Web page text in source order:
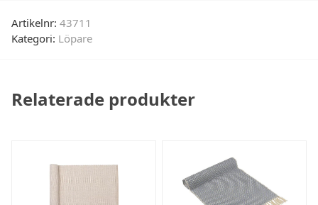
Artikelnr: 43711
Kategori: Löpare
Relaterade produkter